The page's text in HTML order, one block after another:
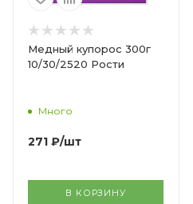
Медный купорос 300г
10/30/2520 Рости
Много
271 ₽/шт
В КОРЗИНУ